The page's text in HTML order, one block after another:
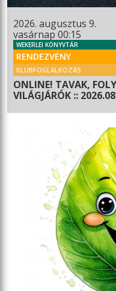
2026. augusztus 9.
vasárnap 00:15
WEKERLEI KÖNYVTÁR
RENDEZVÉNY
KLUBFOGLALKOZÁS
ONLINE! TAVAK,
VILÁGJÁRÓK ::